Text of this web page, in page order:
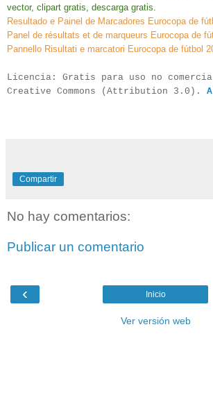
vector, clipart gratis, descarga gratis.
Resultado e Painel de Marcadores Eurocopa de
Panel de résultats et de marqueurs Eurocopa de
Pannello Risultati e marcatori Eurocopa de fútbol
Licencia: Gratis para uso no
Creative Commons (Attribution 3.0 ).
Compartir
No hay comentarios:
Publicar un comentario
‹ Inicio
Ver versión web